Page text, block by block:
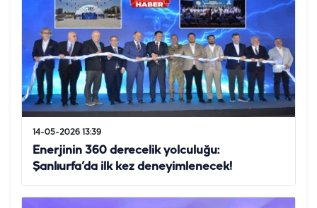
14-05-2026 13:39
Enerjinin 360 derecelik yolculuğu:
Şanlıurfa’da ilk kez deneyimlenecek!